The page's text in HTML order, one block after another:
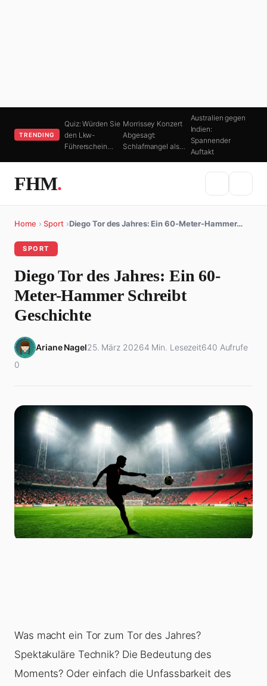
TRENDING
Quiz: Würden Sie
den Lkw-
Führerschein…
Morrissey Konzert
Abgesagt:
Schlafmangel als…
Australien gegen
Indien:
Spannender
Auftakt
FHM.
Home › Sport ›Diego Tor des Jahres: Ein 60-Meter-Hammer…
SPORT
Diego Tor des Jahres: Ein 60-
Meter-Hammer Schreibt
Geschichte
Ariane Nagel25. März 20264 Min. Lesezeit640 Aufrufe
0
Was macht ein Tor zum Tor des Jahres?
Spektakuläre Technik? Die Bedeutung des
Moments? Oder einfach die Unfassbarkeit des